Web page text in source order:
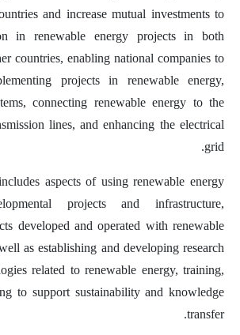
and increase mutual investments to
in renewable energy projects in both
countries, enabling national companies to
projects in renewable energy,
connecting renewable energy to the
lines, and enhancing the electrical
grid.
aspects of using renewable energy
projects and infrastructure,
developed and operated with renewable
as establishing and developing research
related to renewable energy, training,
to support sustainability and knowledge
transfer.